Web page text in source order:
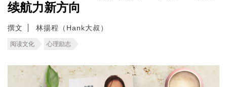
续航力新方向
撰文 林揚程（Hank大叔）
阅读文化 心理励志